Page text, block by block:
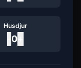
Husdjur
0